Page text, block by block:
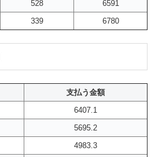
528
6591
339 6780
支払う金額
6407.1
5695.2
4983.3